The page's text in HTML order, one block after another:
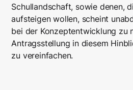
Schullandschaft, sowie denen,
aufsteigen wollen, scheint
bei der Konzeptentwicklung zu
Antragsstellung in diesem
zu vereinfachen.